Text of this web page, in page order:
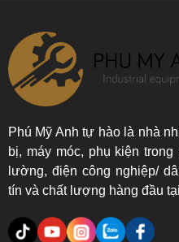
Phú Mỹ Anh tự hào là nhà
bị, máy móc, phụ kiện
lường, điện công nghiệp/
tín và chất lượng hàng đầu